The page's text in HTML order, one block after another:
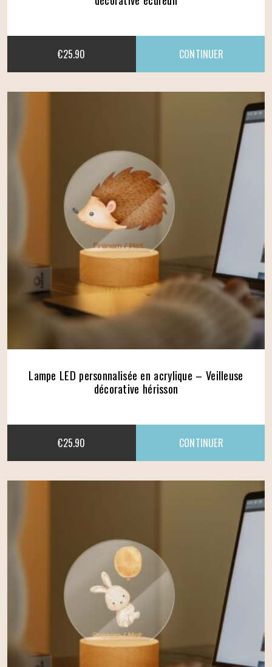
€25.90
Lampe LED personnalisée en acrylique – Veilleuse
décorative hérisson
€25.90